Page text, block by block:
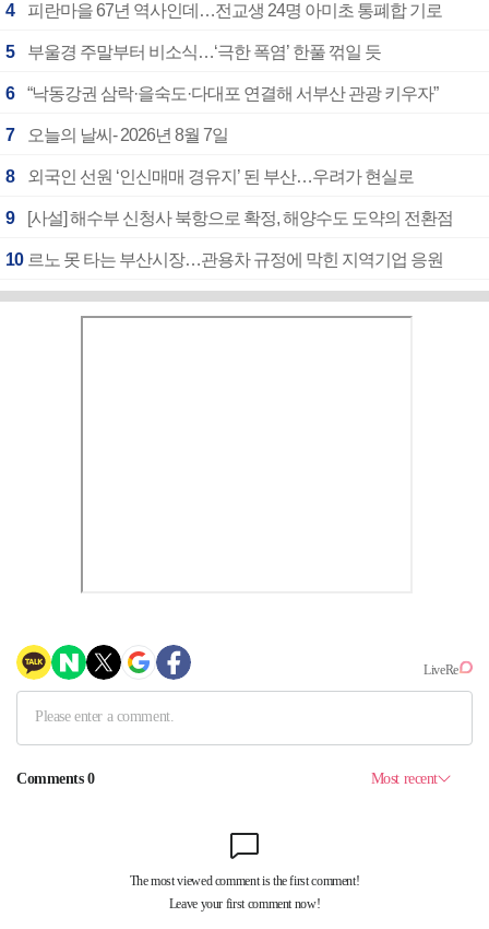
4 피란마을 67년 역사인데…전교생 24명 아미초 통폐합 기로
5 부울경 주말부터 비소식…‘극한 폭염’ 한풀 꺾일 듯
6 “낙동강권 삼락·을숙도·다대포 연결해 서부산 관광 키우자”
7 오늘의 날씨- 2026년 8월 7일
8 외국인 선원 ‘인신매매 경유지’ 된 부산…우려가 현실로
9 [사설] 해수부 신청사 북항으로 확정, 해양수도 도약의 전환점
10 르노 못 타는 부산시장…관용차 규정에 막힌 지역기업 응원